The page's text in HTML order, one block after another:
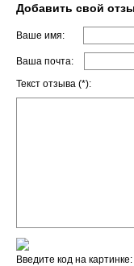
Добавить свой
Ваше имя:
Ваша почта:
Текст отзыва (*):
Введите код на картинке: